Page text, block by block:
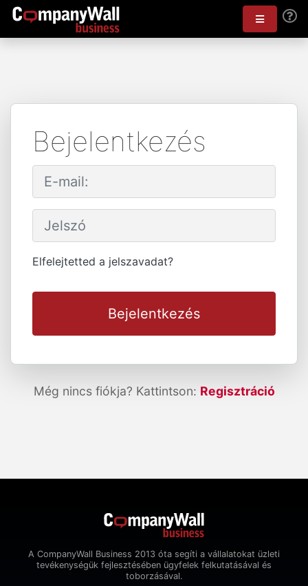
Bejelentkezés
Elfelejtetted a jelszavadat?
Bejelentkezés
Még nincs fiókja? Kattintson: Regisztráció
A CompanyWall Business 2013 óta segíti a vállalatokat üzleti
tevékenységük fejlesztésében ügyfelek felkutatásával és
toborzásával.